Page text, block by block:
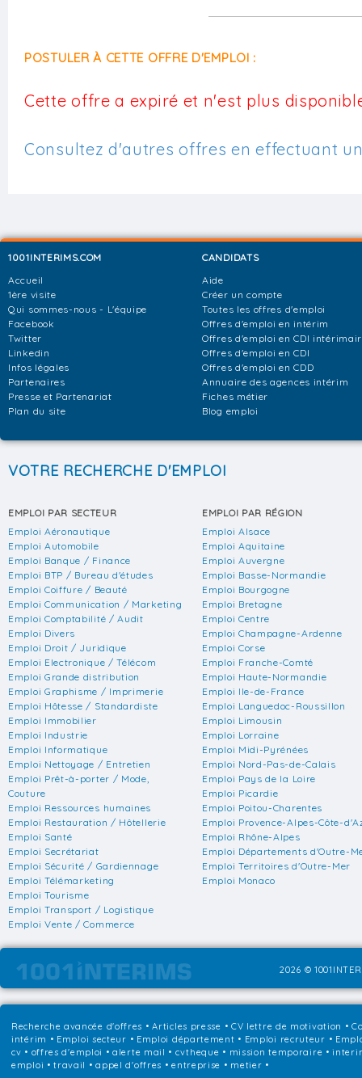
POSTULER À CETTE OFFRE D'EMPLOI :
Cette offre a expiré et n'est plus
Consultez d'autres offres en effectuant
1001INTERIMS.COM
Accueil
1ère visite
Qui sommes-nous - L'équipe
Facebook
Twitter
Linkedin
Infos légales
Partenaires
Presse et Partenariat
Plan du site
CANDIDATS
Aide
Créer un compte
Toutes les offres d'emploi
Offres d'emploi en intérim
Offres d'emploi en CDI
Offres d'emploi en CDI
Offres d'emploi en CDD
Annuaire des agences intérim
Fiches métier
Blog emploi
VOTRE RECHERCHE D'EMPLOI
EMPLOI PAR SECTEUR
Emploi Aéronautique
Emploi Automobile
Emploi Banque / Finance
Emploi BTP / Bureau d'études
Emploi Coiffure / Beauté
Emploi Communication / Marketing
Emploi Comptabilité / Audit
Emploi Divers
Emploi Droit / Juridique
Emploi Electronique / Télécom
Emploi Grande distribution
Emploi Graphisme / Imprimerie
Emploi Hôtesse / Standardiste
Emploi Immobilier
Emploi Industrie
Emploi Informatique
Emploi Nettoyage / Entretien
Emploi Prêt-à-porter / Mode,
Couture
Emploi Ressources humaines
Emploi Restauration / Hôtellerie
Emploi Santé
Emploi Secrétariat
Emploi Sécurité / Gardiennage
Emploi Télémarketing
Emploi Tourisme
Emploi Transport / Logistique
Emploi Vente / Commerce
EMPLOI PAR RÉGION
Emploi Alsace
Emploi Aquitaine
Emploi Auvergne
Emploi Basse-Normandie
Emploi Bourgogne
Emploi Bretagne
Emploi Centre
Emploi Champagne-Ardenne
Emploi Corse
Emploi Franche-Comté
Emploi Haute-Normandie
Emploi Ile-de-France
Emploi Languedoc-Roussillon
Emploi Limousin
Emploi Lorraine
Emploi Midi-Pyrénées
Emploi Nord-Pas-de-Calais
Emploi Pays de la Loire
Emploi Picardie
Emploi Poitou-Charentes
Emploi Provence-Alpes-Côte-
Emploi Rhône-Alpes
Emploi Départements d'Outre-
Emploi Territoires d'Outre-Mer
Emploi Monaco
2026 ©
Recherche avancée d'offres •Articles presse • CV lettre de motivation •
intérim • Emploi secteur • Emploi département • Emploi recruteur •
cv • offres d'emploi • alerte mail • cvtheque • mission temporaire •
emploi • travail • appel d'offres • entreprise • metier •